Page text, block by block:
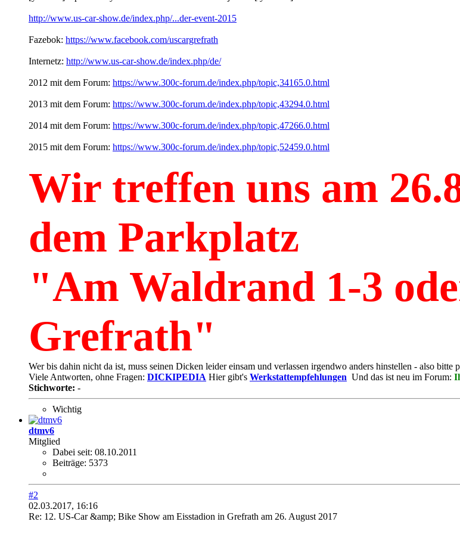
http://www.us-car-show.de/index.php/...der-event-2015
Fazebok: https://www.facebook.com/uscargrefrath
Internetz: http://www.us-car-show.de/index.php/de/
2012 mit dem Forum: https://www.300c-forum.de/index.php/topic,34165.0.html
2013 mit dem Forum: https://www.300c-forum.de/index.php/topic,43294.0.html
2014 mit dem Forum: https://www.300c-forum.de/index.php/topic,47266.0.html
2015 mit dem Forum: https://www.300c-forum.de/index.php/topic,52459.0.html
Wir treffen uns am
dem Parkplatz
"Am Waldrand 1-3
Grefrath"
Wer bis dahin nicht da ist, muss seinen Dicken leider einsam und verlassen irgendwo anders hinstellen - also bitte
Viele Antworten, ohne Fragen: DICKIPEDIA Hier gibt's Werkstattempfehlungen Und das ist neu im Forum:
Stichworte: -
Wichtig
dtmv6
Mitglied
Dabei seit: 08.10.2011
Beiträge: 5373
#2
02.03.2017, 16:16
Re: 12. US-Car &amp; Bike Show am Eisstadion in Grefrath am 26. August 2017